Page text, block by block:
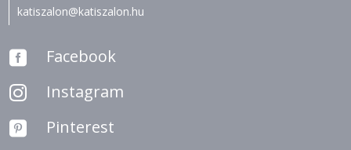
katiszalon@katiszalon.hu
 Facebook
 Instagram
 Pinterest